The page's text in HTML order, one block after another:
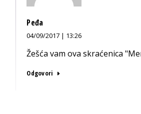
Peđa
04/09/2017 | 13:26
Žešća vam ova skraćenica
Odgovori